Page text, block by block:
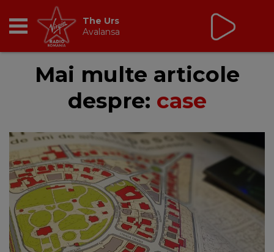
RADIO
BREAKFAST
TIC TALK
CÂȘTIGĂ
HOT 30
DANCEFLOOR CHART
The Urs
Avalansa
Mai multe articole
despre: case